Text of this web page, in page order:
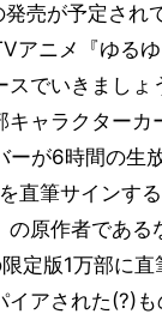
売が予定され
アニメ『ゆる
スでいきましょ
キャラクターカ
が6時間の生
直筆サインす
の原作者である
定版1万部に直
イアされた(?)